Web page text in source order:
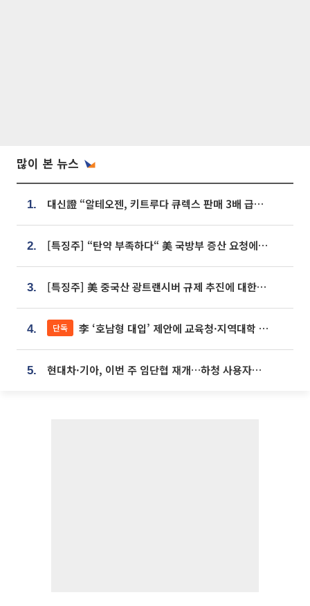
많이 본 뉴스
1. 대신證 “알테오젠, 키트루다 큐렉스 판매 3배 급증…목표가 41만원 상향”
2. [특징주] “탄약 부족하다“ 美 국방부 증산 요청에⋯국내 방산주 급등세
3. [특징주] 美 중국산 광트랜시버 규제 추진에 대한광통신 등 광통신株 강세
4. 단독 李 ‘호남형 대입’ 제안에 교육청·지역대학 서·논술형 입시 연계 '착수'
5. 현대차·기아, 이번 주 임단협 재개…하청 사용자성 재심도 ‘변수’